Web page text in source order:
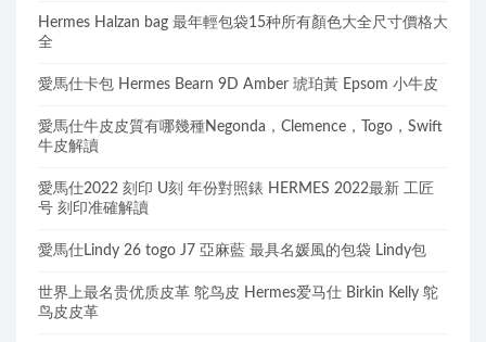
Hermes Halzan bag 最年輕包袋15种所有顏色大全尺寸價格大
全
愛馬仕卡包 Hermes Bearn 9D Amber 琥珀黃 Epsom 小牛皮
愛馬仕牛皮皮質有哪幾種Negonda，Clemence，Togo，Swift
牛皮解讀
愛馬仕2022 刻印 U刻 年份對照錶 HERMES 2022最新 工匠
号 刻印准確解讀
愛馬仕Lindy 26 togo J7 亞麻藍 最具名媛風的包袋 Lindy包
世界上最名贵优质皮革 鸵鸟皮 Hermes爱马仕 Birkin Kelly 鸵
鸟皮皮革